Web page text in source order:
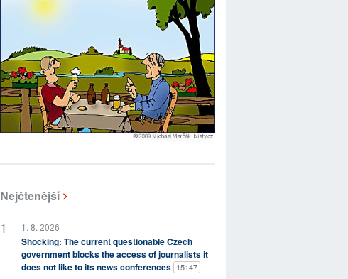
Nejčtenější
1. 8. 2026
Shocking: The current questionable Czech
government blocks the access of journalists it
does not like to its news conferences 15147